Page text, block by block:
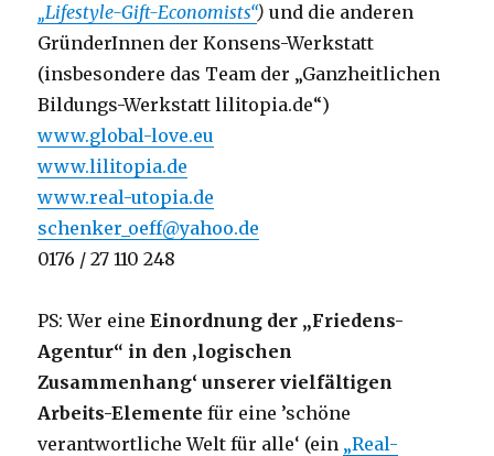
„Lifestyle-Gift-Economists“) und die anderen
GründerInnen der Konsens-Werkstatt
(insbesondere das Team der „Ganzheitlichen
Bildungs-Werkstatt lilitopia.de“)
www.global-love.eu
www.lilitopia.de
www.real-utopia.de
schenker_oeff@yahoo.de
0176 / 27 110 248
PS: Wer eineEinordnung der „Friedens-
Agentur“ in den ‚logischen
Zusammenhang‘ unserer vielfältigen
Arbeits-Elemente für eine ’schöne
verantwortliche Welt für alle‘ (ein „Real-